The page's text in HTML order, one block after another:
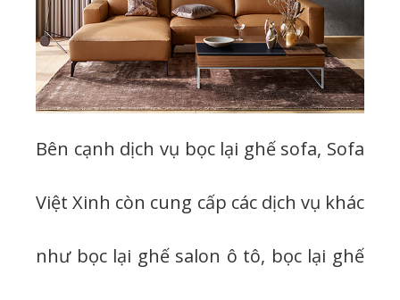
Bên cạnh dịch vụ bọc lại ghế sofa, Sofa
Việt Xinh còn cung cấp các dịch vụ khác
như bọc lại ghế salon ô tô, bọc lại ghế